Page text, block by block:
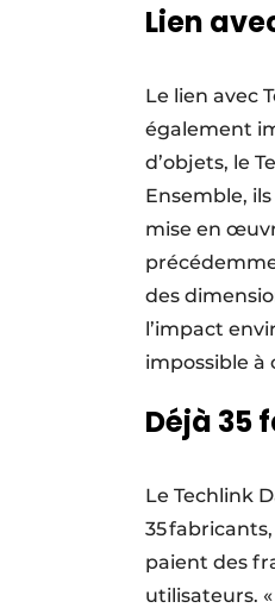
Lien
Le lien avec
également
d’objets, le
Ensemble,
mise en
des
l’impact
impossible à
Déjà 35
Le Techlink
35
paient des
utilisateurs.